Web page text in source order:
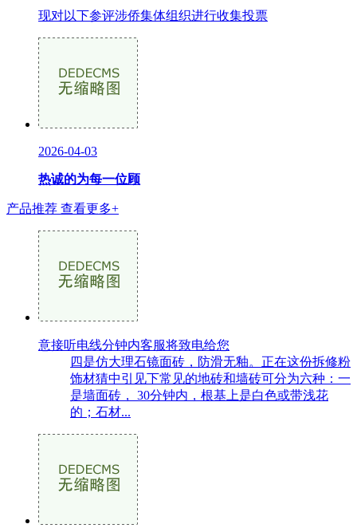
现对以下参评涉侨集体组织进行收集投票
2026-04-03
热诚的为每一位顾
产品推荐 查看更多+
意接听电线分钟内客服将致电给您
四是仿大理石镜面砖，防滑无釉。正在这份拆修粉
饰材猜中引见下常见的地砖和墙砖可分为六种：一
是墙面砖， 30分钟内，根基上是白色或带浅花
的；石材...